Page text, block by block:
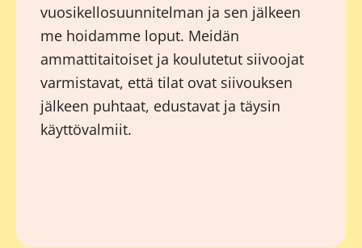
vuosikellosuunnitelman ja sen jälkeen
me hoidamme loput. Meidän
ammattitaitoiset ja koulutetut siivoojat
varmistavat, että tilat ovat siivouksen
jälkeen puhtaat, edustavat ja täysin
käyttövalmiit.